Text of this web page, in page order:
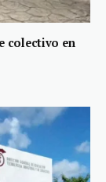
colectivo en